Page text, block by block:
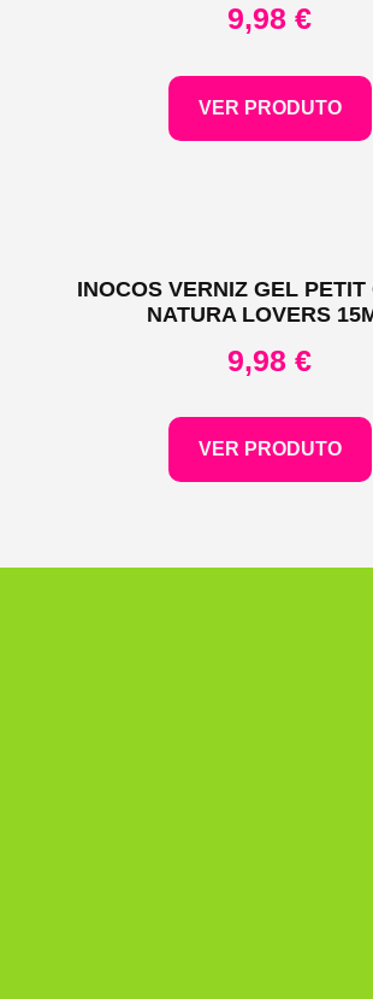
9,98 €
VER PRODUTO
INOCOS VERNIZ GEL PETIT
NATURA LOVERS
9,98 €
VER PRODUTO